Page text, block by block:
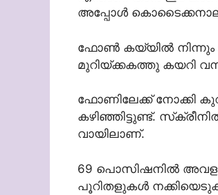
അപ്പോൾ
ഫോൺ കയ്യിൽ നിന്നും
മുറിയ്ക്കകത്തു കയറി
ഫോണിലേക്ക് നോക്കി
കഴിഞ്ഞിട്ടുണ്ട്.
വായിലാണ്.
69 പൊസിഷനിൽ
പൂറിതളുകൾ